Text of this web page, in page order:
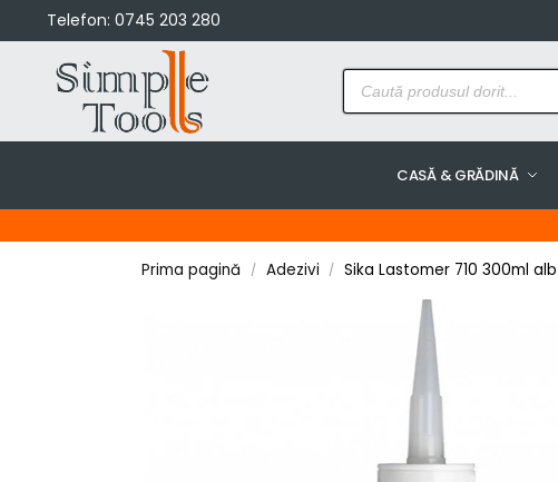
Telefon: 0745 203 280
CASĂ & GRĂDINĂ
Prima pagină / Adezivi / Sika Lastomer 710 300ml alb